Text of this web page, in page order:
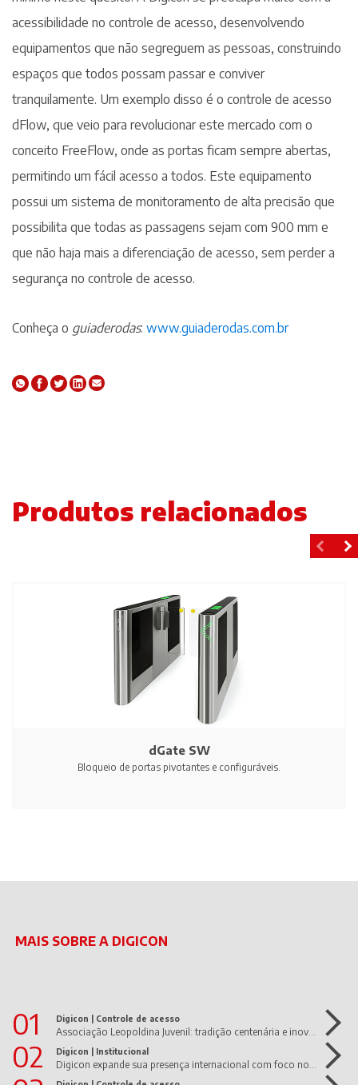
acessibilidade no controle de acesso, desenvolvendo
equipamentos que não segreguem as pessoas, construindo
espaços que todos possam passar e conviver
tranquilamente. Um exemplo disso é o controle de acesso
dFlow, que veio para revolucionar este mercado com o
conceito FreeFlow, onde as portas ficam sempre abertas,
permitindo um fácil acesso a todos. Este equipamento
possui um sistema de monitoramento de alta precisão que
possibilita que todas as passagens sejam com 900 mm e
que não haja mais a diferenciação de acesso, sem perder a
segurança no controle de acesso.
Conheça o guiaderodas: www.guiaderodas.com.br
Produtos relacionados
dGate SW
Bloqueio de portas pivotantes e configuráveis.
MAIS SOBRE A DIGICON
01 Digicon | Controle de acesso
Associação Leopoldina Juvenil: tradição centenária e inovação em movimento!
02 Digicon | Institucional
Digicon expande sua presença internacional com foco nos Estados Unidos e América Latina